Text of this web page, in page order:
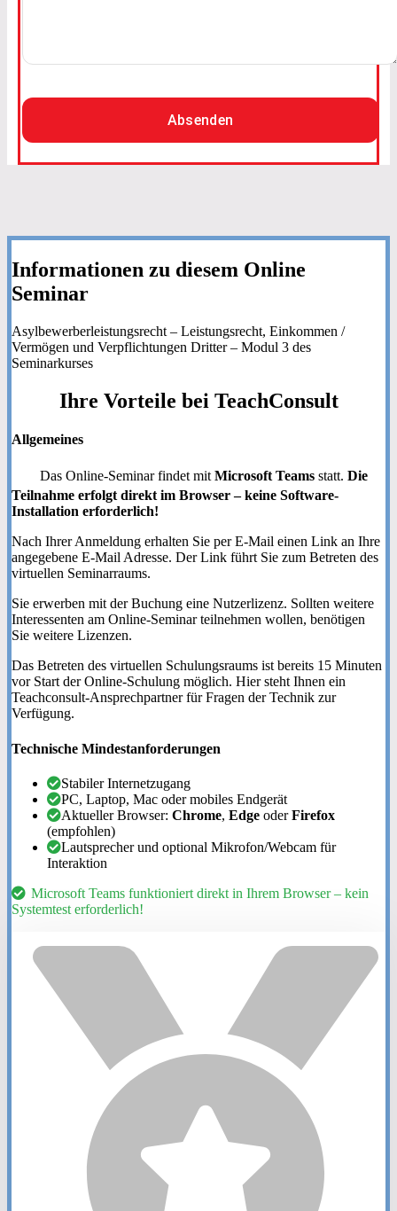
Absenden
Informationen zu diesem Online
Seminar
Asylbewerberleistungsrecht – Leistungsrecht, Einkommen /
Vermögen und Verpflichtungen Dritter – Modul 3 des
Seminarkurses
Ihre Vorteile bei TeachConsult
Allgemeines
Das Online-Seminar findet mit Microsoft Teams statt. Die
Teilnahme erfolgt direkt im Browser – keine Software-
Installation erforderlich!
Nach Ihrer Anmeldung erhalten Sie per E-Mail einen Link an Ihre
angegebene E-Mail Adresse. Der Link führt Sie zum Betreten des
virtuellen Seminarraums.
Sie erwerben mit der Buchung eine Nutzerlizenz. Sollten weitere
Interessenten am Online-Seminar teilnehmen wollen, benötigen
Sie weitere Lizenzen.
Das Betreten des virtuellen Schulungsraums ist bereits 15 Minuten
vor Start der Online-Schulung möglich. Hier steht Ihnen ein
Teachconsult-Ansprechpartner für Fragen der Technik zur
Verfügung.
Technische Mindestanforderungen
Stabiler Internetzugang
PC, Laptop, Mac oder mobiles Endgerät
Aktueller Browser: Chrome, Edge oderFirefox
(empfohlen)
Lautsprecher und optional Mikrofon/Webcam für
Interaktion
Microsoft Teams funktioniert direkt in Ihrem Browser – kein
Systemtest erforderlich!